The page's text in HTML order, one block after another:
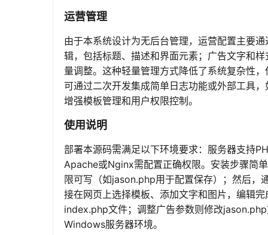
运营管理
由于本系统设计为无后台管理，运营配置主要
辑，包括标题、描述和界面元素；广告文字和
量调整。这种轻量管理方式降低了系统复杂性
可通过二次开发集成简单日志功能或外部工具
增强模板管理和用户权限控制。
使用说明
部署本源码需满足以下环境要求：服务器支持
Apache或Nginx需配置正确权限。安装步骤简
限可写（如jason.php用于配置保存）；然后，
接在网页上选择模板、添加文字和图片，编辑
index.php文件；调整广告参数则修改
Windows服务器环境。